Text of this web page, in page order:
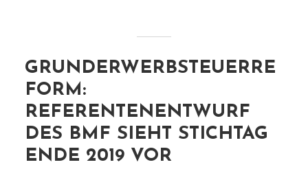
GRUNDERWERBSTEUERRE
FORM:
REFERENTENENTWURF
DES BMF SIEHT STICHTAG
ENDE 2019 VOR